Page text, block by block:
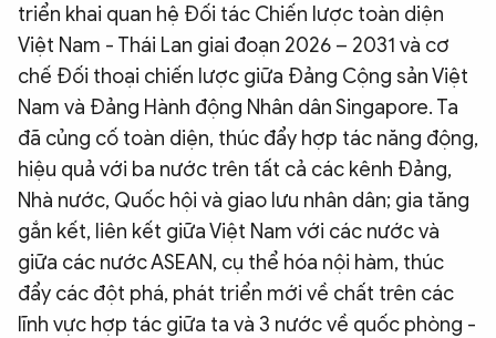
triển khai quan hệ Đối tác Chiến lược toàn diện
Việt Nam - Thái Lan giai đoạn 2026 – 2031 và cơ
chế Đối thoại chiến lược giữa Đảng Cộng sản Việt
Nam và Đảng Hành động Nhân dân Singapore. Ta
đã củng cố toàn diện, thúc đẩy hợp tác năng động,
hiệu quả với ba nước trên tất cả các kênh Đảng,
Nhà nước, Quốc hội và giao lưu nhân dân; gia tăng
gắn kết, liên kết giữa Việt Nam với các nước và
giữa các nước ASEAN, cụ thể hóa nội hàm, thúc
đẩy các đột phá, phát triển mới về chất trên các
lĩnh vực hợp tác giữa ta và 3 nước về quốc phòng -